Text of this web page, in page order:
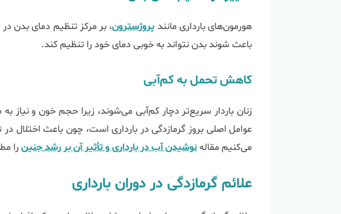
هورمون‌های بارداری مانند پروژسترون، بر مرکز تنظیم دمای بدن
باعث شوند بدن نتواند به خوبی دمای خود را تنظیم کند.
کاهش تحمل به کم‌آبی
زنان باردار سریع‌تر دچار کم‌آبی می‌شوند، زیرا حجم خون و نیاز
عوامل اصلی بروز گرمازدگی در بارداری است، چون باعث
می‌کنیم مقالهنوشیدن آب در بارداری و تأثیر آن بر رشد جنینرا
علائم گرمازدگی در دوران بارداری